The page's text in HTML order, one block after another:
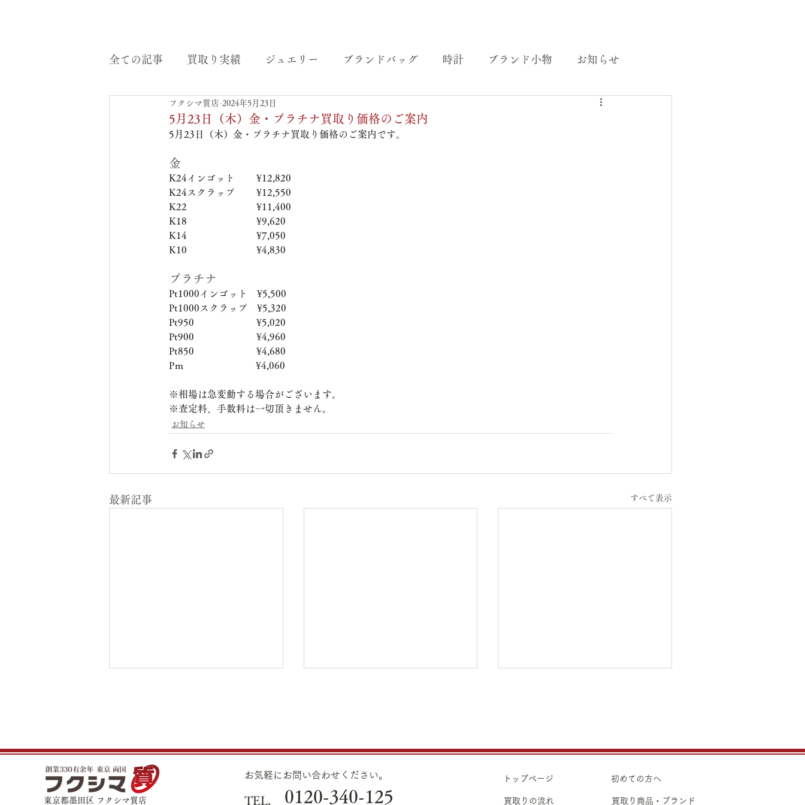
全ての記事 買取り実績 ジュエリー ブランドバッグ 時計 ブランド小物 お知らせ
5月23日（木）金・プラチナ買取り価格のご案内
フクシマ質店 2024年5月23日
5月23日（木）金・プラチナ買取り価格のご案内です。
金
K24インゴット　　 ¥12,820
K24スクラップ　     ¥12,550
K22　　　　　   　  ¥11,400
K18　　　　　    　 ¥9,620
K14　　　　　　     ¥7,050
K10　　　　　　     ¥4,830
プラチナ
Pt1000インゴット　¥5,500
Pt1000スクラップ　¥5,320
Pt950　　　　　　  ¥5,020
Pt900　　　　　　  ¥4,960
Pt850　　　　　　  ¥4,680
Pｍ　　　　　　　  ¥4,060
※相場は急変動する場合がございます。
※査定料、手数料は一切頂きません。
お知らせ
最新記事 すべて表示
り価格のご案内です。 金 K24イ
ンゴット ¥21,990 K24スクラ
ップ ¥21,530 K22
¥19,560 K18
り価格のご案内です。 金 K24イ
ンゴット ¥22,140 K24スクラ
¥19,660 K18
り価格のご案内です。 金 K24イ
ップ ¥21,970 K22
¥19,960 K18
東京都墨田区 フクシマ質店
​お気軽にお問い合わせください。
TEL. 0120-340-125
トップページ 初めての方へ
買取り の流れ 買取り商品・ブランド